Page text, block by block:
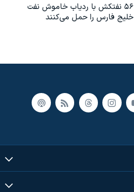
۵۶ نفتکش با ردیاب خاموش نفت
خلیج فارس را حمل می‌کنند